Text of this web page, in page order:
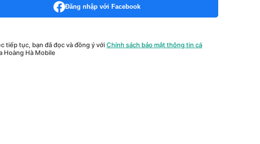
Đăng nhập với Facebook
tiếp tục, bạn đã đọc và đồng ý vớiChính sách bảo mật thông tin cá
Hoàng Hà Mobile